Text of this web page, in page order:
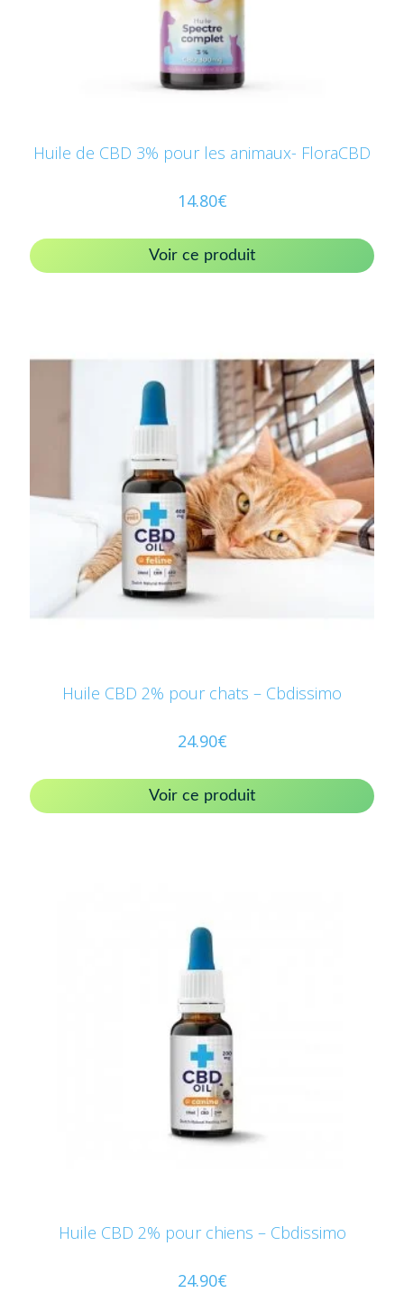
Huile de CBD 3% pour les animaux- FloraCBD
14.80€
Voir ce produit
Huile CBD 2% pour chats – Cbdissimo
24.90€
Voir ce produit
Huile CBD 2% pour chiens – Cbdissimo
24.90€